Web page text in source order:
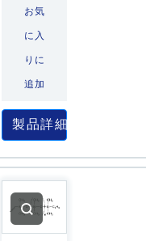
お気
に入
りに
追加
製品詳細